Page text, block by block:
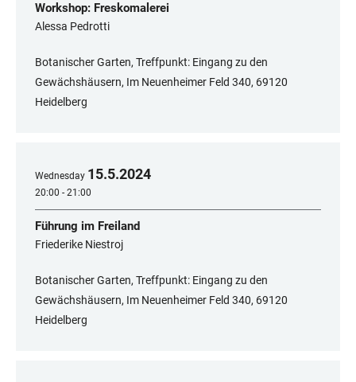
Workshop: Freskomalerei
Alessa Pedrotti
Botanischer Garten, Treffpunkt: Eingang zu den
Gewächshäusern, Im Neuenheimer Feld 340, 69120
Heidelberg
Wednesday 15.5.2024
20:00 - 21:00
Führung im Freiland
Friederike Niestroj
Botanischer Garten, Treffpunkt: Eingang zu den
Gewächshäusern, Im Neuenheimer Feld 340, 69120
Heidelberg